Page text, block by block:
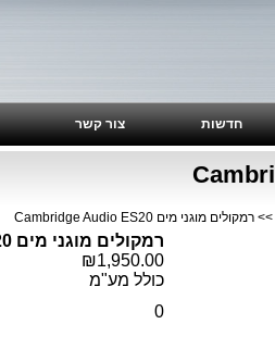
חדשות צור קשר
>> רמקולים מוגני מים Cambridge Audio ES20
רמקולים מוגני מים Cambridge Audio ES20
₪1,950.00
כולל מע"מ
0